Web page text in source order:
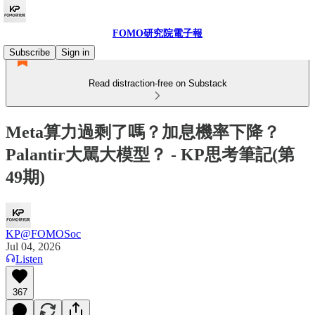
FOMO研究院電子報
Subscribe
Sign in
Read distraction-free on Substack
Meta算力過剩了嗎？加息機率下降？
Palantir大駡大模型？ - KP思考筆記(第
49期)
KP@FOMOSoc
Jul 04, 2026
Listen
367